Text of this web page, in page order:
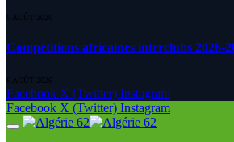
6 AOÛT 2026
Compétitions africaines interclubs 2026-
6 AOÛT 2026
Facebook X (Twitter) Instagram
Facebook X (Twitter) Instagram